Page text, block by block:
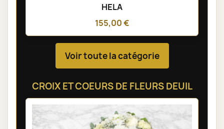
HELA
155,00 €
Voir toute la catégorie
CROIX ET COEURS DE FLEURS DEUIL